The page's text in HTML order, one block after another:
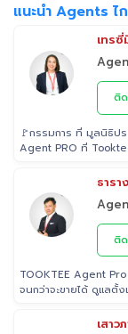
แนะนำ Agents ไ
เทร
ติ
🚩กรรมการ ที่ มูลนิธิประเมินค่
Agent PRO ที่
อสังหาริมทรัพย์ไทย 🚩 Property Consultant ที่ Tooktee ขาย-ซื้อ บ้าน
มือสอง อสังหาริมทรัพย์ กรุงเทพแ
หน้า อสังหาริมทรัพย์ 🚩 อดีต Sale นายหน้าอสังหาริมทรัพย์ ที่ RE/MAX
และ ERA
ธาร
ติ
TOOKTEE Agent
จนกว่าจะขายได้ ดูแลตั้
เสาว